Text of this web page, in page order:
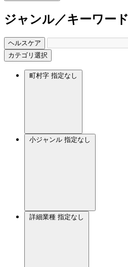
ジャンル／キーワード
ヘルスケア
カテゴリ選択
町村字 指定なし
小ジャンル 指定なし
詳細業種 指定なし